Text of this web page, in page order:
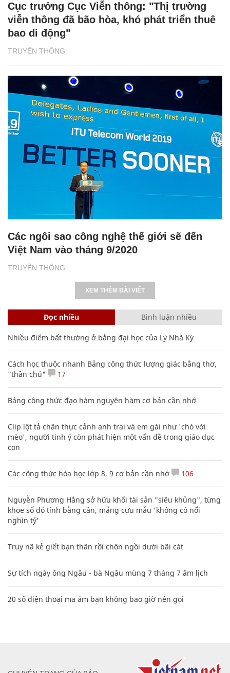
TRUYỀN THÔNG
Cục trưởng Cục Viễn thông: "Thị trường
viễn thông đã bão hòa, khó phát triển thuê
bao di động"
TRUYỀN THÔNG
Các ngôi sao công nghệ thế giới sẽ đến
Việt Nam vào tháng 9/2020
XEM THÊM BÀI VIẾT
Đọc nhiều Bình luận nhiều
Nhiều điểm bất thường ở bằng đại học của Lý Nhã Kỳ
Cách học thuộc nhanh Bảng công thức lượng giác bằng thơ,
"thần chú"
17
Bảng công thức đạo hàm nguyên hàm cơ bản cần nhớ
Clip lột tả chân thực cảnh anh trai và em gái như 'chó với
mèo', người tinh ý còn phát hiện một vấn đề trong giáo dục
con
Các công thức hóa học lớp 8, 9 cơ bản cần nhớ 106
Nguyễn Phương Hằng sở hữu khối tài sản "siêu khủng", từng
khoe sổ đỏ tính bằng cân, mắng cựu mẫu 'không có nổi
nghìn tỷ'
Truy nã kẻ giết bạn thân rồi chôn ngồi dưới bãi cát
Sự tích ngày ông Ngâu - bà Ngâu mùng 7 tháng 7 âm lịch
20 số điện thoại ma ám bạn không bao giờ nên gọi